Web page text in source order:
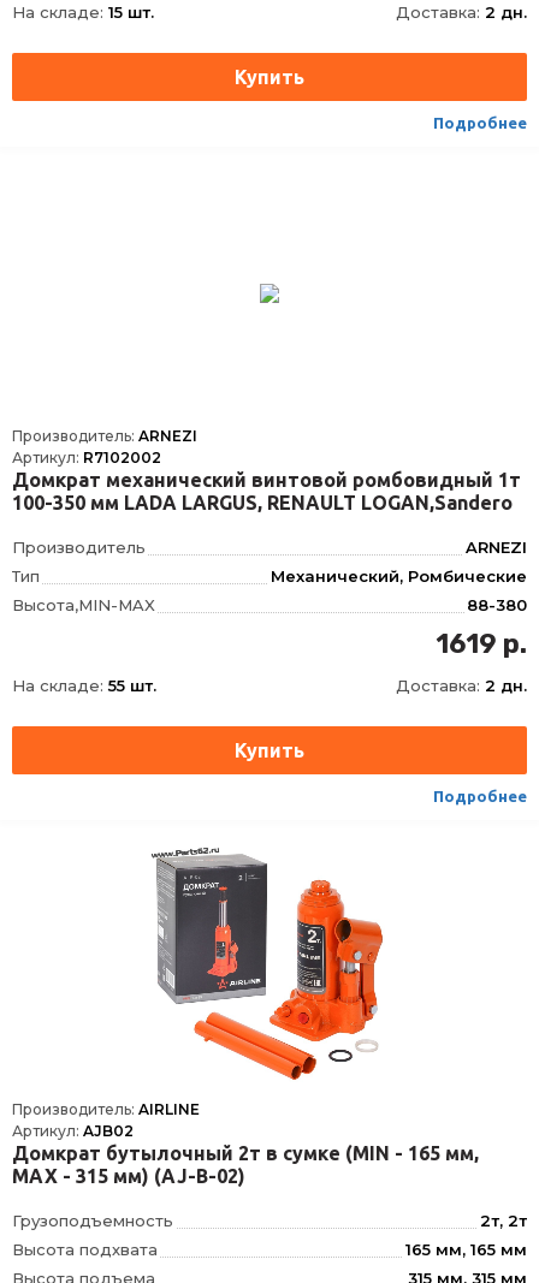
Максимальная нагрузка
3 т
На складе: 15 шт. Доставка: 2 дн.
Подробнее
Производитель: ARNEZI
Артикул: R7102002
Домкрат механический винтовой ромбовидный 1т
100-350 мм LADA LARGUS, RENAULT LOGAN,Sandero
Производитель
ARNEZI
Тип
Механический, Ромбические
Высота,MIN-MAX
88-380
ромбический
Высота подхвата
88
1619 р.
На складе:55 шт. Доставка: 2 дн.
Подробнее
Производитель: AIRLINE
Артикул: AJB02
Домкрат бутылочный 2т в сумке (MIN - 165 мм,
MAX - 315 мм) (AJ-B-02)
Грузоподъемность
2т, 2т
Высота подхвата
165 мм, 165 мм
Высота подъема
315 мм, 315 мм